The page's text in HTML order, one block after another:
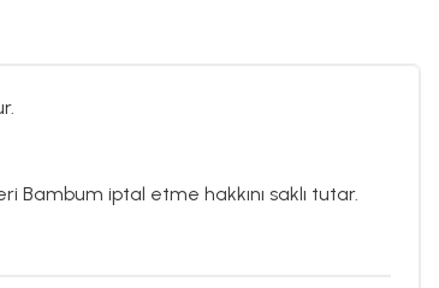
iptal etme hakkını saklı tutar.